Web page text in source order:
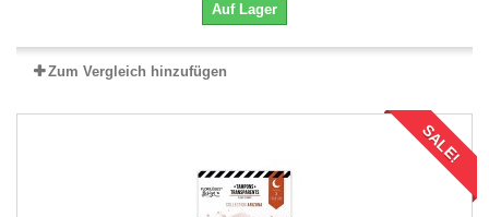
Auf Lager
Zum Vergleich hinzufügen
SALE!